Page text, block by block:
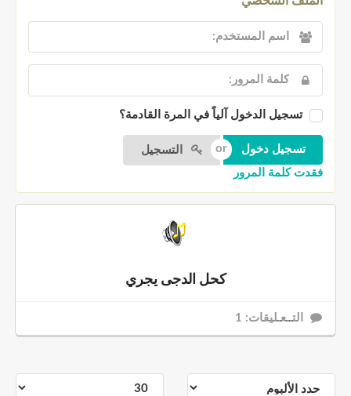
تسجيل الدخول آلياً في المرة القادمة؟
التسجيل
فقدت كلمة المرور
كحل الدجى يجري
التــعـليقات: 1